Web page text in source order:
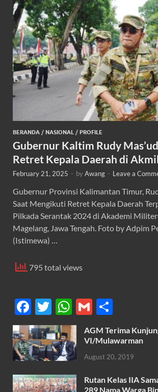
BERANDA / NASIONAL / PROFILE
Gubernur Kaltim Rudy
Retret Kepala Daerah di
February 21, 2025 - byAwang - Leave a
Gubernur Provinsi Kalimantan Timur,
Saat Mengikuti Retret Kepala Daerah
Pilkada Serantak 2024 di Akademi
Magelang, Jawa Tengah. Foto by Adpim
(Istimewa) …
795 total views
F
ac
e
b
o
T
w
itt
er
W
h
at
s
A
G
m
ail
h
ar
e
AGM Terima
VI/Mulawarman
August 20, 2019
Rutan Kelas IIA
289 Nama Warga